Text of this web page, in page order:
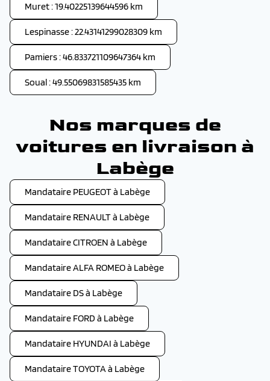
Muret : 19.40225139644596 km
Lespinasse : 22.43141299028309 km
Pamiers : 46.833721109647364 km
Soual : 49.55069831585435 km
Nos marques de
voitures en livraison à
Labège
Mandataire PEUGEOT à Labège
Mandataire RENAULT à Labège
Mandataire CITROEN à Labège
Mandataire ALFA ROMEO à Labège
Mandataire DS à Labège
Mandataire FORD à Labège
Mandataire HYUNDAI à Labège
Mandataire TOYOTA à Labège